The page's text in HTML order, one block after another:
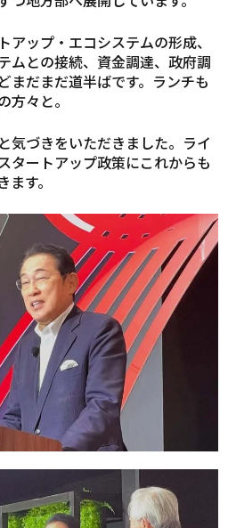
アップ・エコシステムの形成、
ムとの接続、資金調達、政府調
まだまだ道半ばです。ランチも
方々と。
気づきをいただきました。ライ
タートアップ政策にこれからも
す。